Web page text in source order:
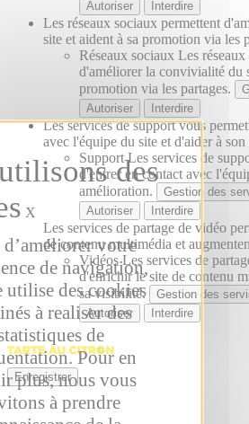
Autoriser
Interdire
Les réseaux sociaux permettent
site et aident à sa promotion via les
Réseaux sociaux Les
d'améliorer la convivialité du
promotion via les partages.
Autoriser
Interdire
Les services de support vous
avec l'équipe du site et d'aider à
Support Les services de
d'entrer en contact avec
amélioration.
Gestion des
Autoriser
Interdire
Les services de partage de vidéo
de contenu multimédia et
Vidéos Les services de
d'enrichir le site de contenu
sa visibilité.
Gestion des
Autoriser
Interdire
Enregistrer
X
votre
de navigation,
utilise des cookies
à realiser des
de
Pour en
plus, nous vous
à prendre